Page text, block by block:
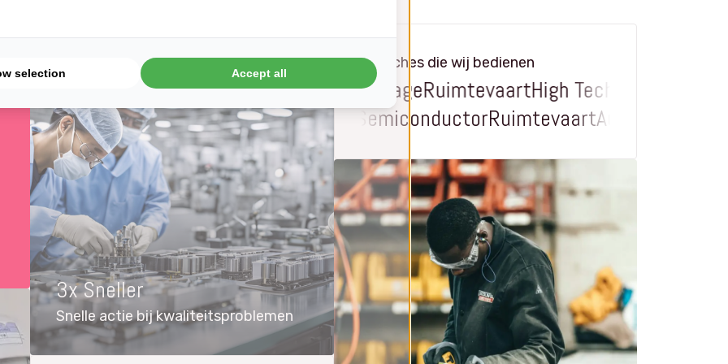
https://www.linkedin.com/in/jayanth-
https://www.linkedin.com/in/muhammad-hazwan-
3x Sneller
Snelle actie bij kwaliteitsproblemen
Branches die wij bedienen
PharmaFood & Beverage RuimtevaartHigh TechMedical Devices
DefensieVerpakkingFood & BeverageSemiconductorRuimtevaart
selection Accept all